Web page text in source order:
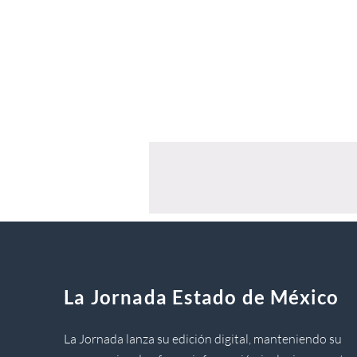
La Jornada Estado de México
La Jornada lanza su edición digital, manteniendo su